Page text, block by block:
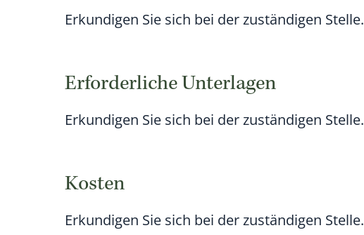
Erkundigen Sie sich bei der zuständigen Stelle.
Erforderliche Unterlagen
Erkundigen Sie sich bei der zuständigen Stelle.
Kosten
Erkundigen Sie sich bei der zuständigen Stelle.